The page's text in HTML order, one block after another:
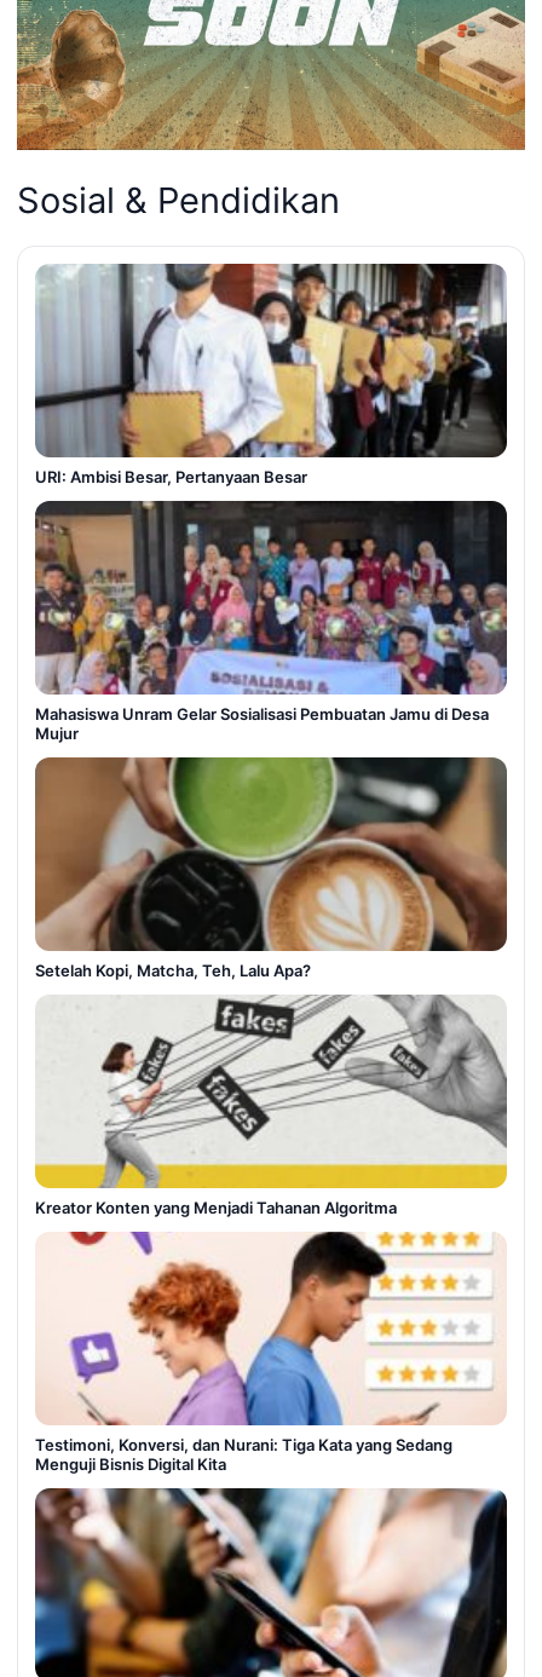
Sosial & Pendidikan
URI: Ambisi Besar, Pertanyaan Besar
Mahasiswa Unram Gelar Sosialisasi Pembuatan Jamu di Desa
Mujur
Setelah Kopi, Matcha, Teh, Lalu Apa?
Kreator Konten yang Menjadi Tahanan Algoritma
Testimoni, Konversi, dan Nurani: Tiga Kata yang Sedang
Menguji Bisnis Digital Kita